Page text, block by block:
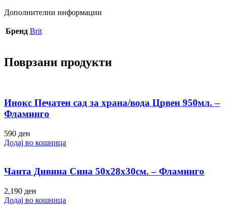
Дополнителни информации
Бренд Brit
Поврзани продукти
Инокс Печатен сад за храна/вода Црвен 950мл. –
Фламинго
590 ден
Додај во кошница
Чанта Дивина Сина 50х28х30см. – Фламинго
2,190 ден
Додај во кошница